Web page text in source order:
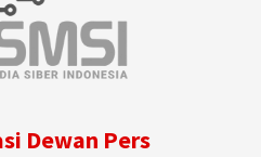
Dewan Pers